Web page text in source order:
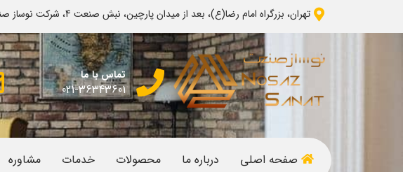
تهران، بزرگراه امام رضا(ع)، بعد از میدان پارچین، نبش صنعت 4، شرکت نوساز صنعت رسپینا
تماس با ما
021-36343601
صفحه اصلی درباره ما محصولات خدمات مشاوره